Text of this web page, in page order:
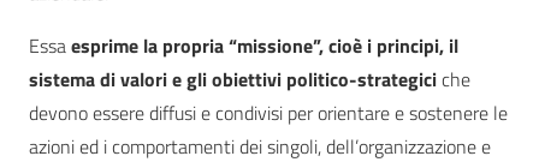
Essaesprime la propria “missione”, cioè i principi, il
sistema di valori e gli obiettivi politico-strategiciche
devono essere diffusi e condivisi per orientare e sostenere le
azioni ed i comportamenti dei singoli, dell’organizzazione e